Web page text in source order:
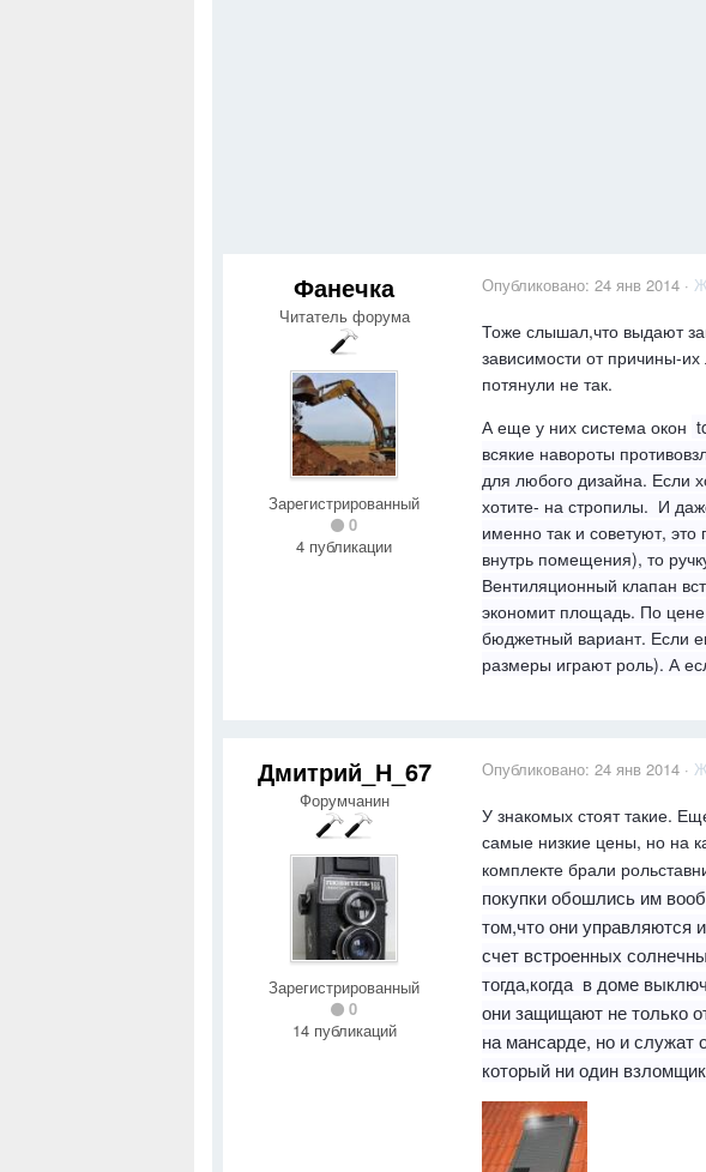
Фанечка
Читатель форума
Зарегистрированный
0
4 публикации
Опубликовано: 24 янв 2014 ·
Тоже слышал,что выдают
зависимости от причины-
потянули не так.
А еще у них система окон
всякие навороты
для любого дизайна. Если
хотите- на стропилы. И
именно так и советуют, это
внутрь помещения), то
Вентиляционный клапан
экономит площадь. По
бюджетный вариант. Если
размеры играют роль). А
Дмитрий_Н_67
Форумчанин
Зарегистрированный
0
14 публикаций
Опубликовано: 24 янв 2014 ·
У знакомых стоят такие.
самые низкие цены, но на
комплекте брали
покупки обошлись им
том,что они управляются
счет встроенных
тогда,когда в доме
они защищают не только
на мансарде, но и
который ни один